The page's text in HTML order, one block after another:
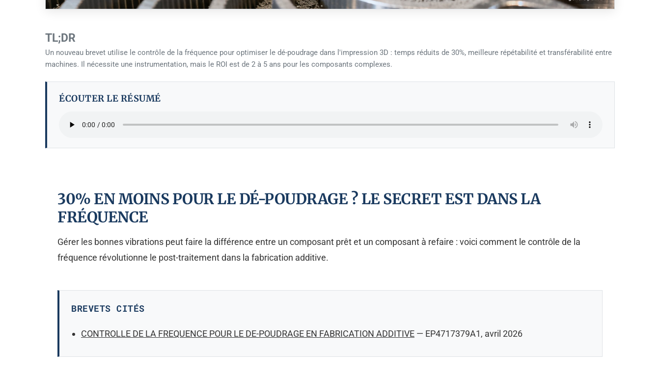
TL;DR
Un nouveau brevet utilise le contrôle de la fréquence pour optimiser le dé-poudrage dans l'impression 3D : temps réduits de 30%, meilleure répétabilité et transférabilité entre
machines. Il nécessite une instrumentation, mais le ROI est de 2 à 5 ans pour les composants complexes.
ÉCOUTER LE RÉSUMÉ
30% EN MOINS POUR LE DÉ-POUDRAGE ? LE SECRET EST DANS LA
FRÉQUENCE
Gérer les bonnes vibrations peut faire la différence entre un composant prêt et un composant à refaire : voici comment le contrôle de la
fréquence révolutionne le post-traitement dans la fabrication additive.
BREVETS CITÉS
CONTROLLE DE LA FREQUENCE POUR LE DE-POUDRAGE EN FABRICATION ADDITIVE — EP4717379A1, avril 2026